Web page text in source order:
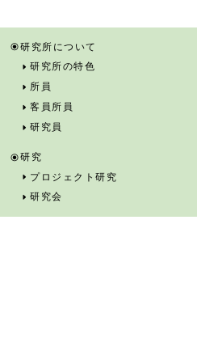
研究所について
研究所の特色
所員
客員所員
研究員
研究
プロジェクト研究
研究会